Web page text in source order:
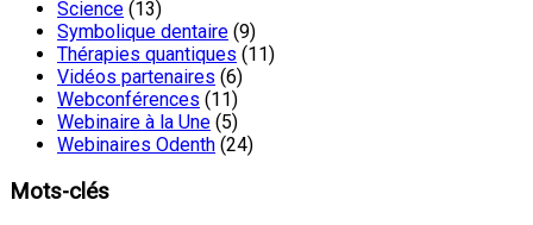
Science (13)
Symbolique dentaire (9)
Thérapies quantiques (11)
Vidéos partenaires (6)
Webconférences (11)
Webinaire à la Une (5)
Webinaires Odenth (24)
Mots-clés